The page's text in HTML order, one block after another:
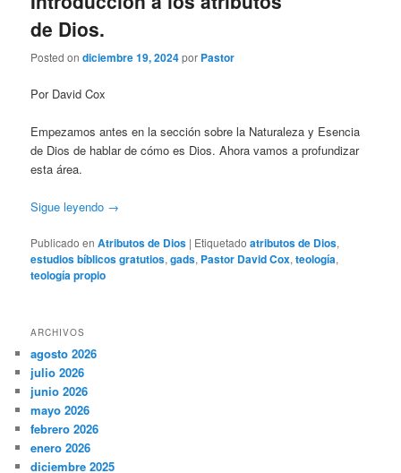
de Dios.
Posted ondiciembre 19, 2024por Pastor
Por David Cox
Empezamos antes en la sección sobre la Naturaleza y Esencia
de Dios de hablar de cómo es Dios. Ahora vamos a profundizar
esta área.
Sigue leyendo →
Publicado en Atributos de Dios | Etiquetado atributos de Dios,
estudios bíblicos gratutios,gads, Pastor David Cox,teología,
teología propio
ARCHIVOS
agosto 2026
julio 2026
junio 2026
mayo 2026
febrero 2026
enero 2026
diciembre 2025